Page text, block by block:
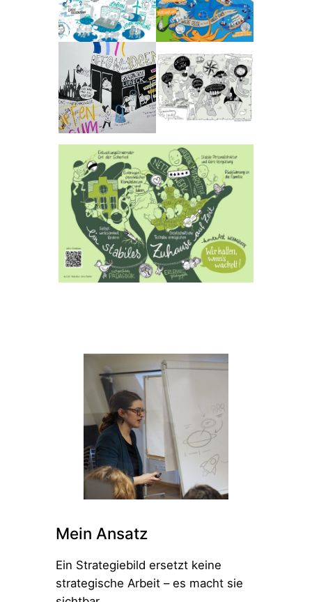
Mein Ansatz
Ein Strategiebild ersetzt keine
strategische Arbeit – es macht sie